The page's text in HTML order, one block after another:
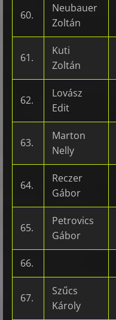
60.
Neubauer
Zoltán
61.
Kuti
Zoltán
62.
Lovász
Edit
63.
Marton
Nelly
64.
Reczer
Gábor
65.
Petrovics
Gábor
66.
67.
Szűcs
Károly